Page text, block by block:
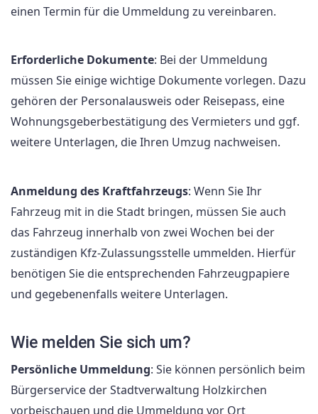
einen Termin für die Ummeldung zu vereinbaren.
Erforderliche Dokumente: Bei der Ummeldung
müssen Sie einige wichtige Dokumente vorlegen. Dazu
gehören der Personalausweis oder Reisepass, eine
Wohnungsgeberbestätigung des Vermieters und ggf.
weitere Unterlagen, die Ihren Umzug nachweisen.
Anmeldung des Kraftfahrzeugs: Wenn Sie Ihr
Fahrzeug mit in die Stadt bringen, müssen Sie auch
das Fahrzeug innerhalb von zwei Wochen bei der
zuständigen Kfz-Zulassungsstelle ummelden. Hierfür
benötigen Sie die entsprechenden Fahrzeugpapiere
und gegebenenfalls weitere Unterlagen.
Wie melden Sie sich um?
Persönliche Ummeldung: Sie können persönlich beim
Bürgerservice der Stadtverwaltung Holzkirchen
vorbeischauen und die Ummeldung vor Ort